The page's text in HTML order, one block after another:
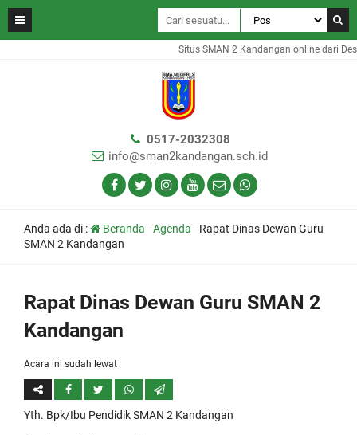
Situs SMAN 2 Kandangan online dari
0517-2032308
info@sman2kandangan.sch.id
Anda ada di : Beranda -Agenda - Rapat Dinas Dewan Guru
SMAN 2 Kandangan
Rapat Dinas Dewan Guru SMAN 2
Kandangan
Acara ini sudah lewat
Yth. Bpk/Ibu Pendidik SMAN 2 Kandangan